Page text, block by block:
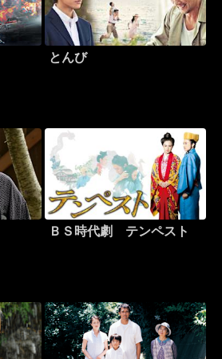
とんび
ＢＳ時代劇 テンペスト